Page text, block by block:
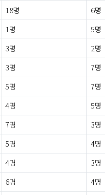
18명 6명
1명 5명
3명 2명
3명 7명
5명 7명
4명 5명
7명 3명
5명 4명
4명 3명
6명 4명